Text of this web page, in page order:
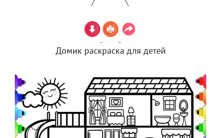
Домик раскраска для детей